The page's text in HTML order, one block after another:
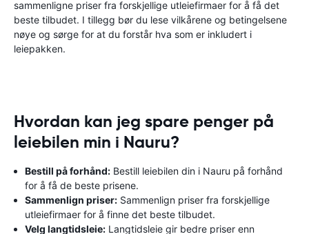
sammenligne priser fra forskjellige utleiefirmaer for å få det
beste tilbudet. I tillegg bør du lese vilkårene og betingelsene
nøye og sørge for at du forstår hva som er inkludert i
leiepakken.
Hvordan kan jeg spare penger på
leiebilen min i Nauru?
Bestill på forhånd: Bestill leiebilen din i Nauru på forhånd
for å få de beste prisene.
Sammenlign priser: Sammenlign priser fra forskjellige
utleiefirmaer for å finne det beste tilbudet.
Velg langtidsleie: Langtidsleie gir bedre priser enn